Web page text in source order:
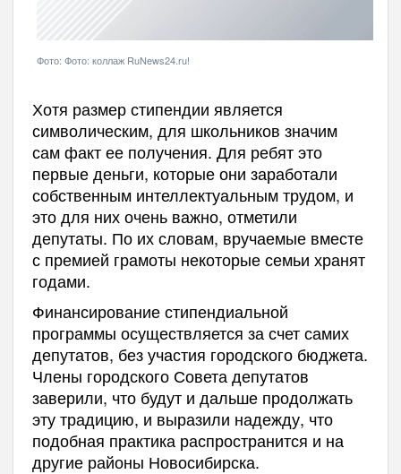
Фото: Фото: коллаж RuNews24.ru!
Хотя размер стипендии является
символическим, для школьников значим
сам факт ее получения. Для ребят это
первые деньги, которые они заработали
собственным интеллектуальным трудом, и
это для них очень важно, отметили
депутаты. По их словам, вручаемые вместе
с премией грамоты некоторые семьи хранят
годами.
Финансирование стипендиальной
программы осуществляется за счет самих
депутатов, без участия городского бюджета.
Члены городского Совета депутатов
заверили, что будут и дальше продолжать
эту традицию, и выразили надежду, что
подобная практика распространится и на
другие районы Новосибирска.